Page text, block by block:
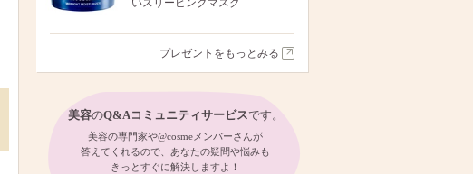
プレゼントをもっとみる
美容のQ&Aコミュニティサービスです。
美容の専門家や@cosmeメンバーさんが
答えてくれるので、あなたの疑問や悩みも
きっとすぐに解決しますよ！